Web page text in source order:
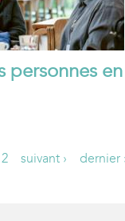
personnes
2 suivant › dernier